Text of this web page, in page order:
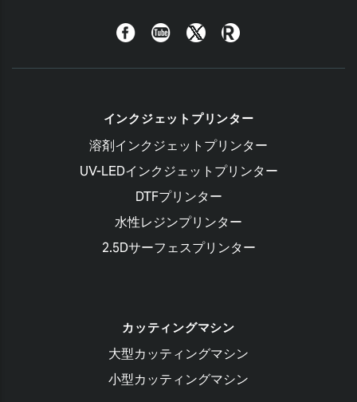
FacebookYouTubeTwitterRoland
インクジェットプリンター
溶剤インクジェットプリンター
UV-LEDインクジェットプリンター
DTFプリンター
水性レジンプリンター
2.5Dサーフェスプリンター
カッティングマシン
大型カッティングマシン
小型カッティングマシン